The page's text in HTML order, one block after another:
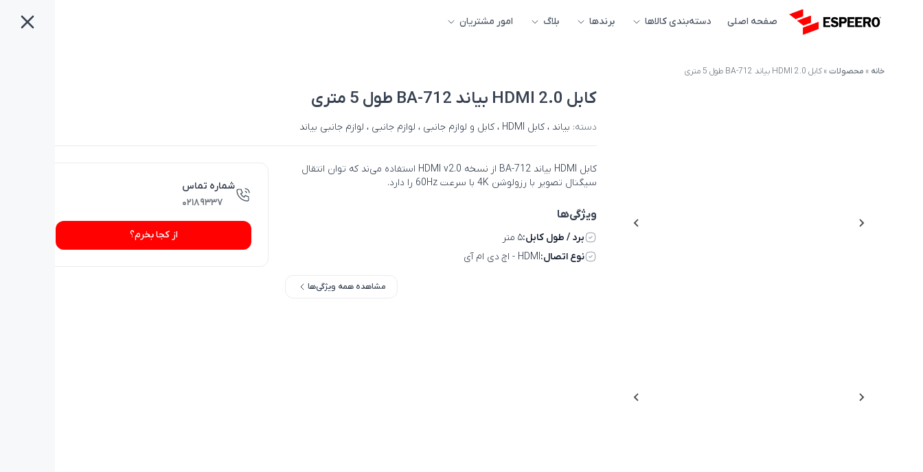
صفحه اصلی دسته‌بندی کالاها برندها بلاگ امور مشتریان
خانه » محصولات»کابل HDMI 2.0 بیاند BA-712 طول 5 متری
کابل HDMI 2.0 بیاند BA-712 طول 5 متری
دسته: بیاند ، کابل HDMI ، کابل و لوازم جانبی ، لوازم جانبی ، لوازم جانبی بیاند
کابل HDMI بیاند BA-712 از نسخه HDMI v2.0 استفاده می‌ند که توان انتقال
سیگنال تصویر با رزولوشن 4K با سرعت 60Hz را دارد.
ویژگی‌ها
برد / طول کابل:۵ متر
نوع اتصال:HDMI - اچ دی ام آی
مشاهده همه ویژگی‌ها
شماره تماس
۰۲۱۸۹۳۳۷
از کجا بخرم؟